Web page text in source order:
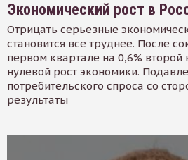
Экономический рост в
Отрицать серьезные
становится все труднее. После
первом квартале на 0,6% второй
нулевой рост экономики.
потребительского спроса со
результаты